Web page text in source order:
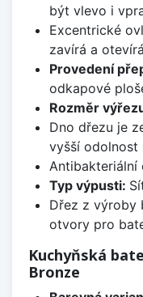
být vlevo i
Excentrické
zavírá a
Provedení
odkapové
Rozměr
Dno dřezu je
vyšší odolnost
Antibakteriální
Typ výpusti:
Dřez z výroby
otvory pro
Kuchyňská
Bronze